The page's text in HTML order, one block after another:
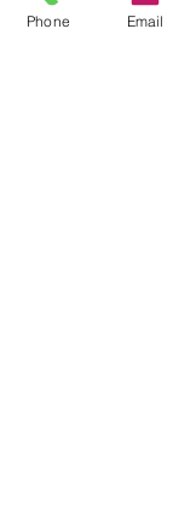
oder Unfällen usw.
Phone Email